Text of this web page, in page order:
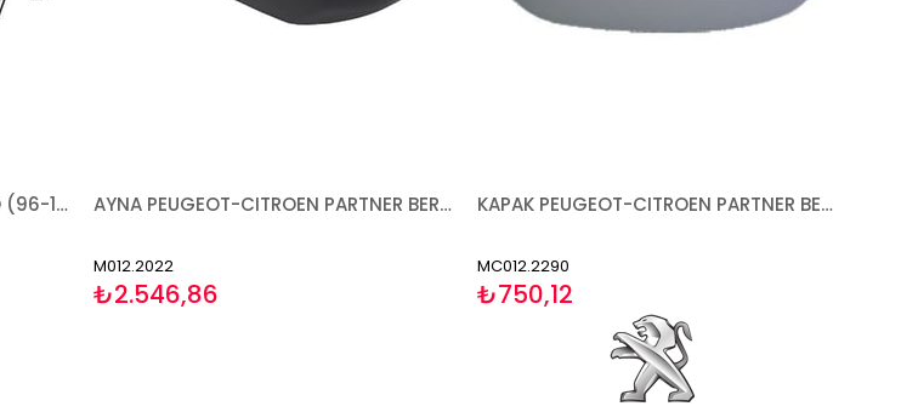
FREN BALATA CİTROEN BERLİNGO (96-11) C4 GRAND PİCASSO (06-13) C4 (06-11)(11-13)(13-) DS4 (11-15)(15-) DS5 (11-15) PEUGEOT 5008 (09-16)(17-) PARTNER TEPEE (96-15) - ÖN AYNA PEUGEOT-CITROEN PARTNER BERLİNGO 2008-2012 ELEKTRİKLİ ISITMALI TEK KAPAK GENİŞ TİP SOL
M012.2022
₺2.546,86
KAPAK PEUGEOT-CITROEN PARTNER BERLİNGO 1996-2008 ASTARLI SOL
MC012.2290
₺750,12